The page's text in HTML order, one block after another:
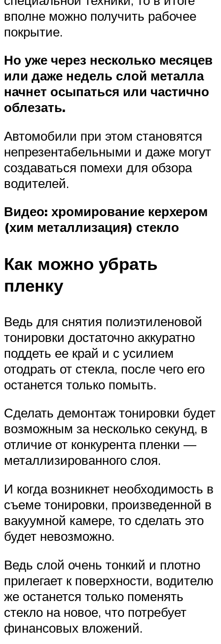
вполне можно получить рабочее
покрытие.
Но уже через несколько месяцев
или даже недель слой металла
начнет осыпаться или частично
облезать.
Автомобили при этом становятся
непрезентабельными и даже могут
создаваться помехи для обзора
водителей.
Видео: хромирование керхером
(хим металлизация) стекло
Как можно убрать
пленку
Ведь для снятия полиэтиленовой
тонировки достаточно аккуратно
поддеть ее край и с усилием
отодрать от стекла, после чего его
останется только помыть.
Сделать демонтаж тонировки будет
возможным за несколько секунд, в
отличие от конкурента пленки —
металлизированного слоя.
И когда возникнет необходимость в
съеме тонировки, произведенной в
вакуумной камере, то сделать это
будет невозможно.
Ведь слой очень тонкий и плотно
прилегает к поверхности, водителю
же останется только поменять
стекло на новое, что потребует
финансовых вложений.